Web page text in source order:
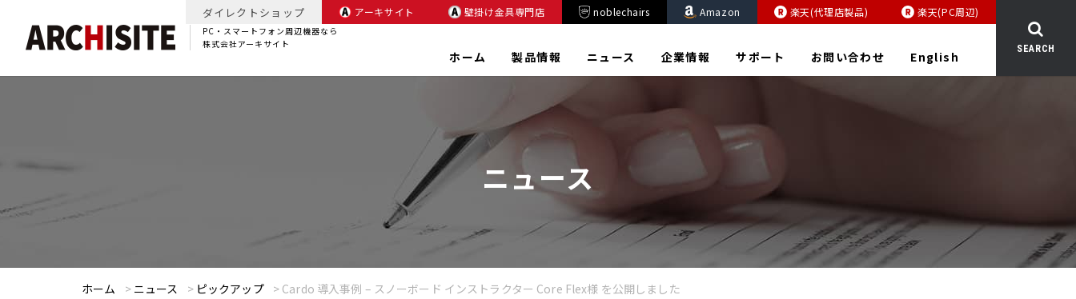
PC・スマートフォン周辺機器なら
株式会社アーキサイト
ダイレクトショップ アーキサイト 壁掛け金具専門店 noblechairs Amazon 楽天(代理店製品) 楽天(PC周辺)
ホーム 製品情報 ニュース 企業情報 サポート お問い合わせ English SEARCH
ニュース
ホーム > ニュース > ピックアップ > Cardo 導入事例 – スノーボード インストラクター Core Flex様 を公開しました